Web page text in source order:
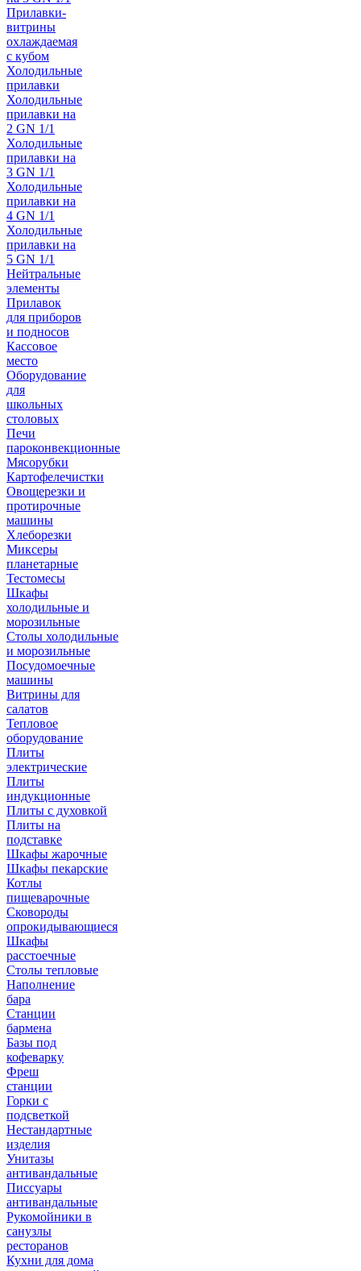
Прилавки-
витрины
охлаждаемая
с кубом
Холодильные
прилавки
Холодильные
прилавки на
2 GN 1/1
Холодильные
прилавки на
3 GN 1/1
Холодильные
прилавки на
4 GN 1/1
Холодильные
прилавки на
5 GN 1/1
Нейтральные
элементы
Прилавок
для приборов
и подносов
Кассовое
место
Оборудование
для
школьных
столовых
Печи
пароконвекционные
Мясорубки
Картофелечистки
Овощерезки и
протирочные
машины
Хлеборезки
Миксеры
планетарные
Тестомесы
Шкафы
холодильные и
морозильные
Столы холодильные
и морозильные
Посудомоечные
машины
Витрины для
салатов
Тепловое
оборудование
Плиты
электрические
Плиты
индукционные
Плиты с духовкой
Плиты на
подставке
Шкафы жарочные
Шкафы пекарские
Котлы
пищеварочные
Сковороды
опрокидывающиеся
Шкафы
расстоечные
Столы тепловые
Наполнение
бара
Станции
бармена
Базы под
кофеварку
Фреш
станции
Горки с
подсветкой
Нестандартные
изделия
Унитазы
антивандальные
Писсуары
антивандальные
Рукомойники в
санузлы
ресторанов
Кухни для дома